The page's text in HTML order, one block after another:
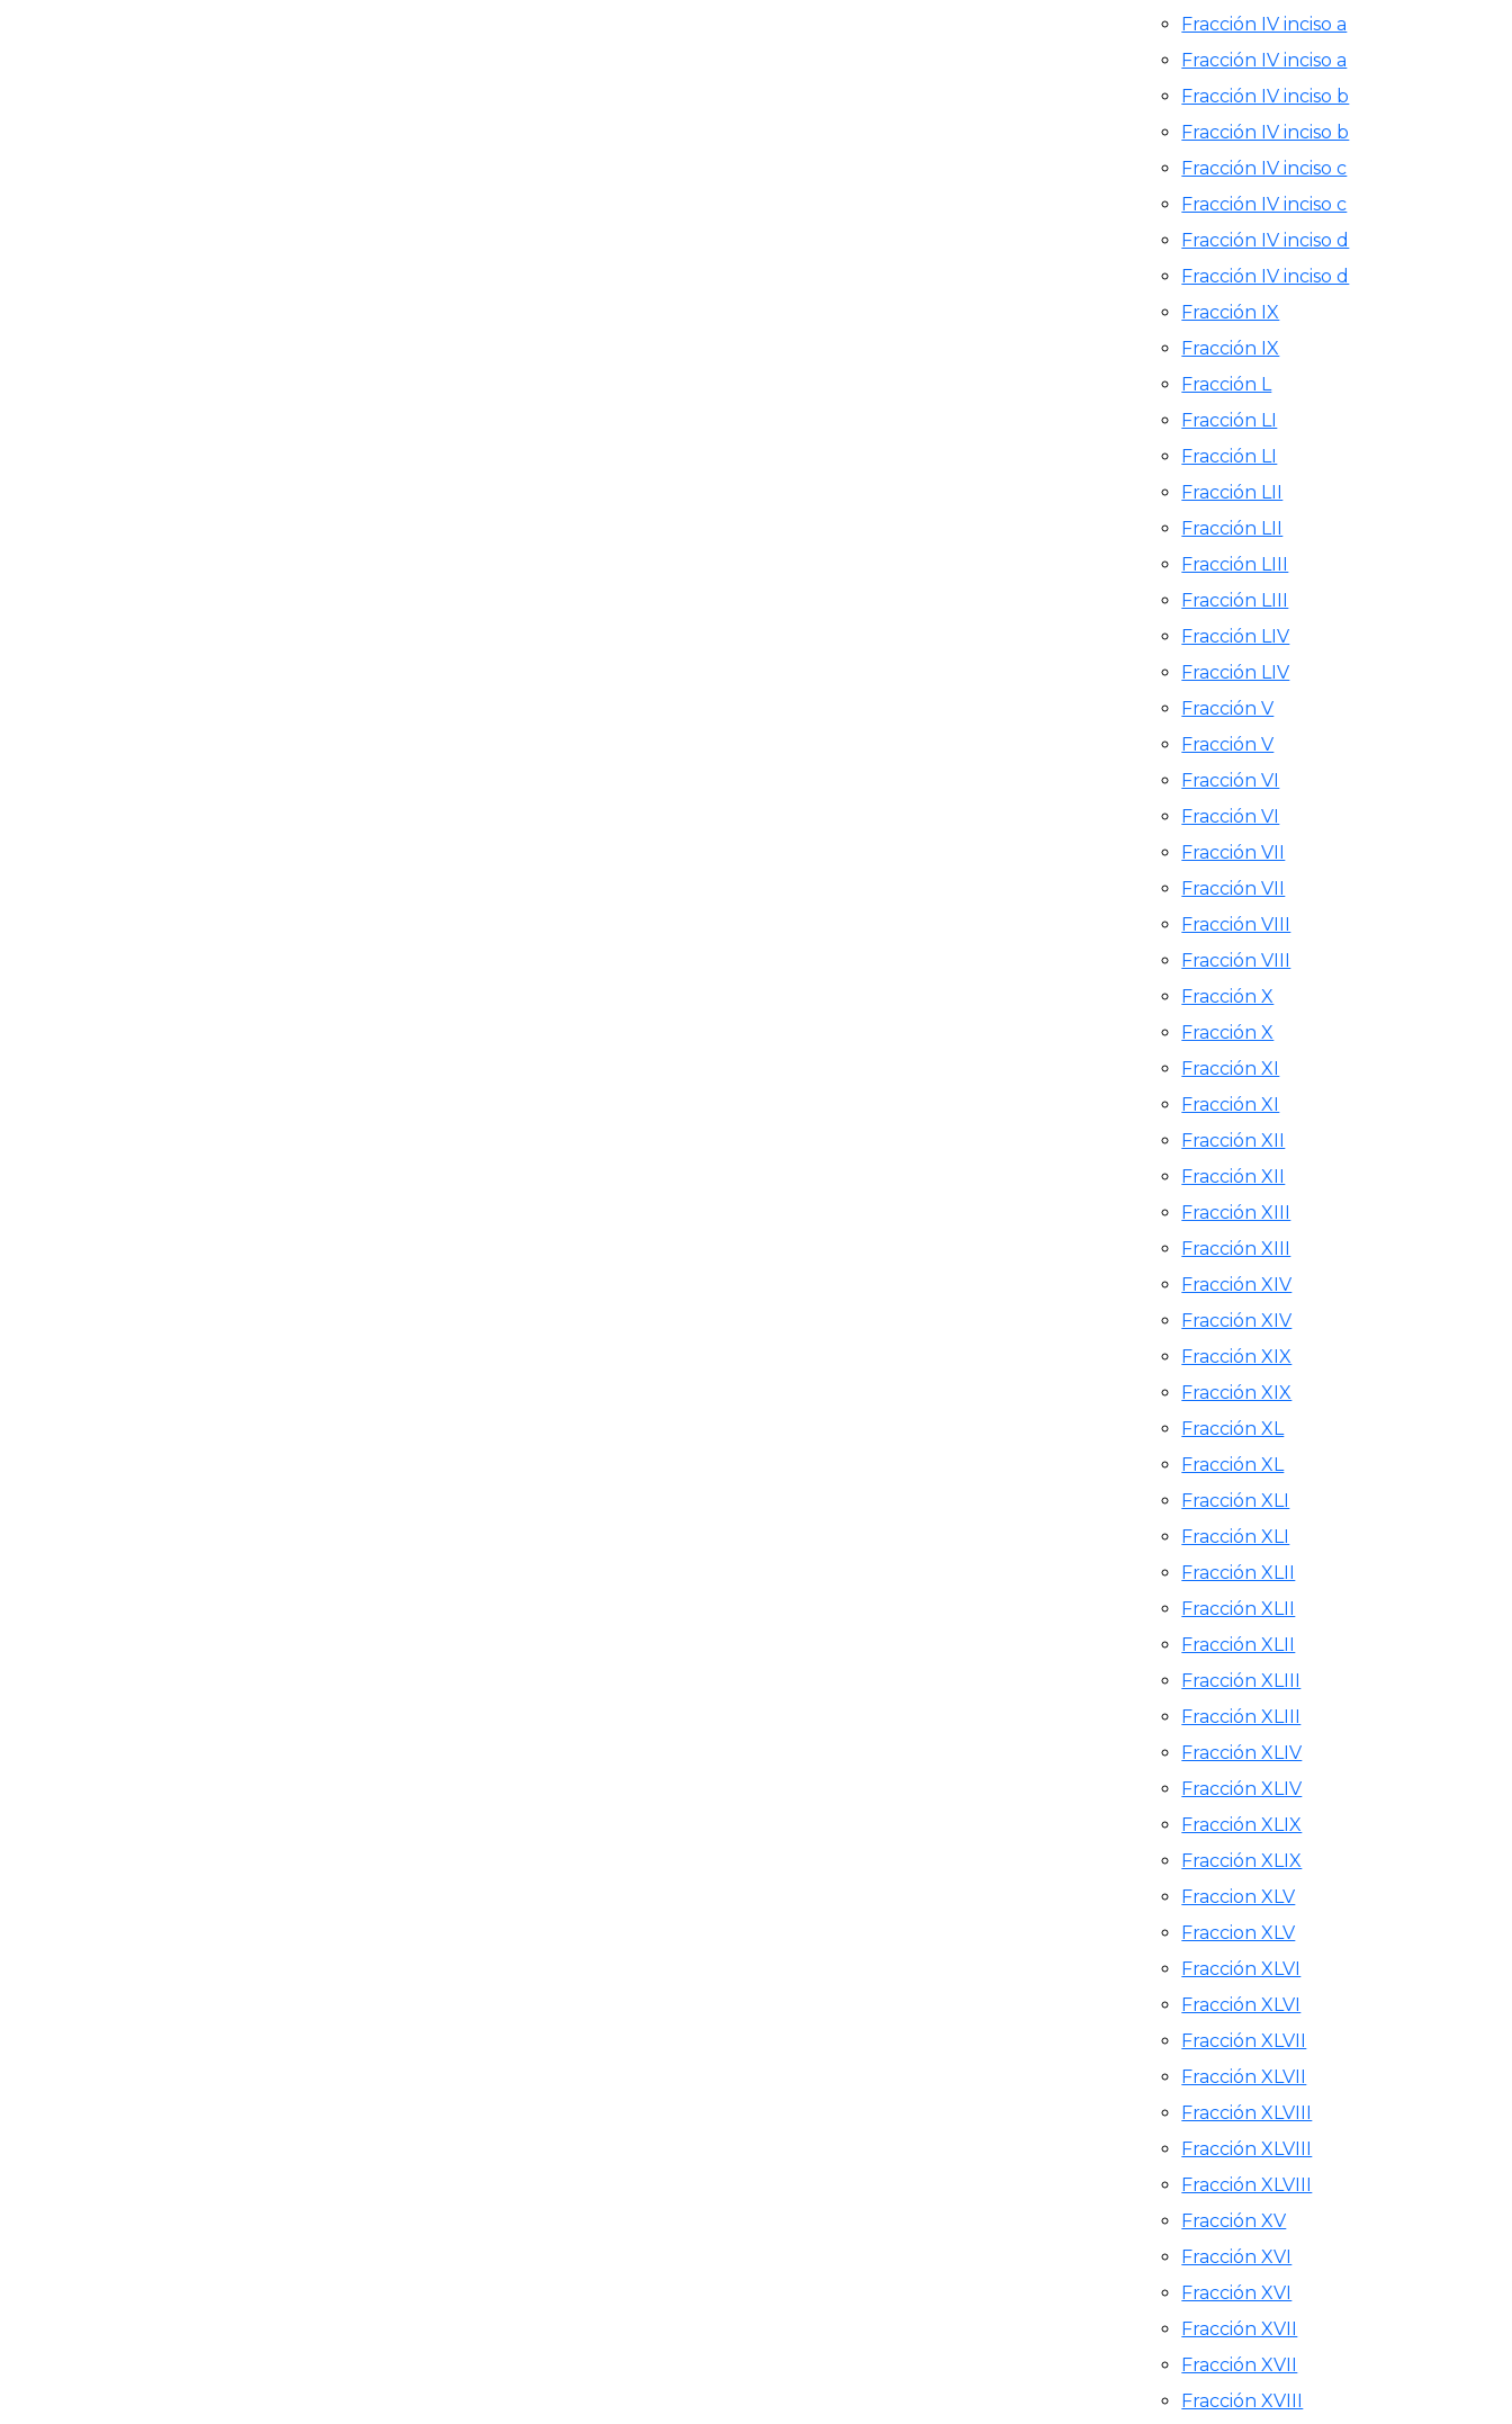
Fracción IV inciso a
Fracción IV inciso a
Fracción IV inciso b
Fracción IV inciso b
Fracción IV inciso c
Fracción IV inciso c
Fracción IV inciso d
Fracción IV inciso d
Fracción IX
Fracción IX
Fracción L
Fracción LI
Fracción LI
Fracción LII
Fracción LII
Fracción LIII
Fracción LIII
Fracción LIV
Fracción LIV
Fracción V
Fracción V
Fracción VI
Fracción VI
Fracción VII
Fracción VII
Fracción VIII
Fracción VIII
Fracción X
Fracción X
Fracción XI
Fracción XI
Fracción XII
Fracción XII
Fracción XIII
Fracción XIII
Fracción XIV
Fracción XIV
Fracción XIX
Fracción XIX
Fracción XL
Fracción XL
Fracción XLI
Fracción XLI
Fracción XLII
Fracción XLII
Fracción XLII
Fracción XLIII
Fracción XLIII
Fracción XLIV
Fracción XLIV
Fracción XLIX
Fracción XLIX
Fraccion XLV
Fraccion XLV
Fracción XLVI
Fracción XLVI
Fracción XLVII
Fracción XLVII
Fracción XLVIII
Fracción XLVIII
Fracción XLVIII
Fracción XV
Fracción XVI
Fracción XVI
Fracción XVII
Fracción XVII
Fracción XVIII